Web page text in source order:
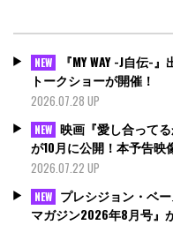
NEW
『MY WAY -J自伝-
トークショーが開催！
2026.07.28 UP
NEW 映画『愛し合って
が10月に公開！本予告
2026.07.22 UP
NEW プレシジョン・ベ
マガジン2026年8月号』